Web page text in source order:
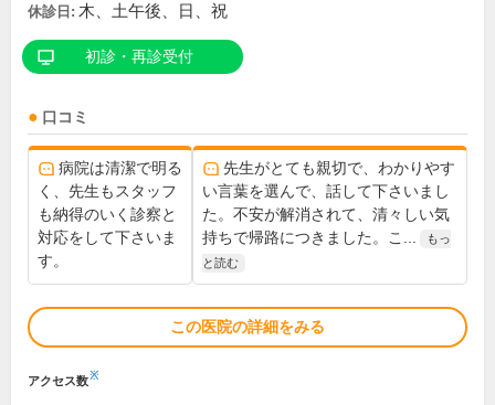
休診日: 木、土午後、日、祝
初診・再診受付
口コミ
病院は清潔で明る
く、先生もスタッフ
も納得のいく診察と
対応をして下さいま
す。
先生がとても親切で、わかりやす
い言葉を選んで、話して下さいまし
た。不安が解消されて、清々しい気
持ちで帰路につきました。こ...
もっ
と読む
この医院の詳細をみる
アクセス数※